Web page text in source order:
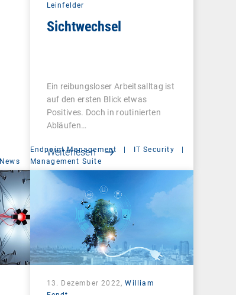
Leinfelder
Sichtwechsel
Ein reibungsloser Arbeitsalltag ist
auf den ersten Blick etwas
Positives. Doch in routinierten
Abläufen…
Weiterlesen
Endpoint Management | IT Security
|
Management Suite
13. Dezember 2022,William